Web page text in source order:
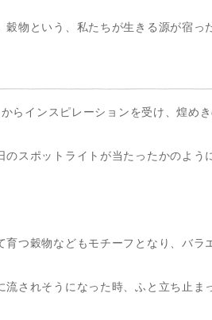
物という、私たちが生きる源が宿っ
からインスピレーションを受け、煌め
のスポットライトが当たったかのよ
つ穀物などもモチーフとなり、バラ
されそうになった時、ふと立ち止ま